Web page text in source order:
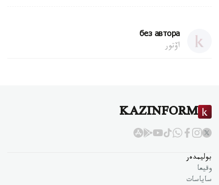
без автора
اۆتور
KAZINFORM
بوليمدەر
وقيعا
ساياسات